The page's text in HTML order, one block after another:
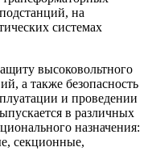
на
системах
высоковольтного
а также безопасность
и проведении
в различных
назначения:
секционные,